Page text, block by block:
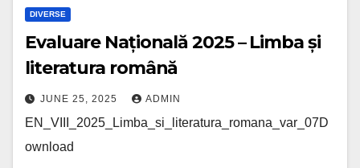
DIVERSE
Evaluare Națională 2025 – Limba și
literatura română
JUNE 25, 2025 ADMIN
EN_VIII_2025_Limba_si_literatura_romana_var_07D
ownload